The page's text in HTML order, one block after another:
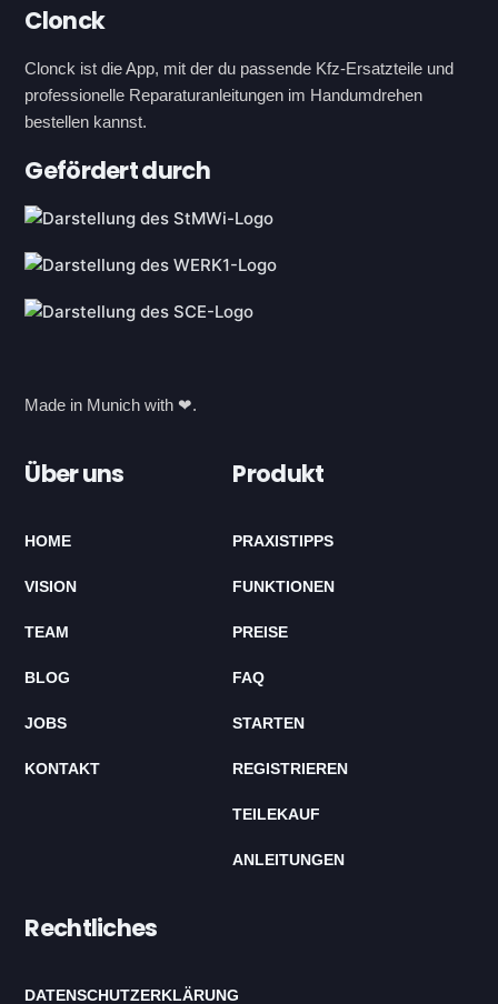
Footer
Clonck
Clonck ist die App, mit der du passende Kfz-Ersatzteile und
professionelle Reparaturanleitungen im Handumdrehen
bestellen kannst.
Gefördert durch
Made in Munich with ❤.
Über uns
HOME
VISION
TEAM
BLOG
JOBS
KONTAKT
Produkt
PRAXISTIPPS
FUNKTIONEN
PREISE
FAQ
STARTEN
REGISTRIEREN
TEILEKAUF
ANLEITUNGEN
Rechtliches
DATENSCHUTZERKLÄRUNG